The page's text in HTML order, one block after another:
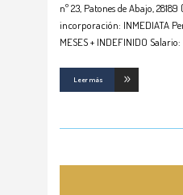
nº 23, Patones de Abajo,
incorporación: INMEDIATA
MESES + INDEFINIDO
Leer más